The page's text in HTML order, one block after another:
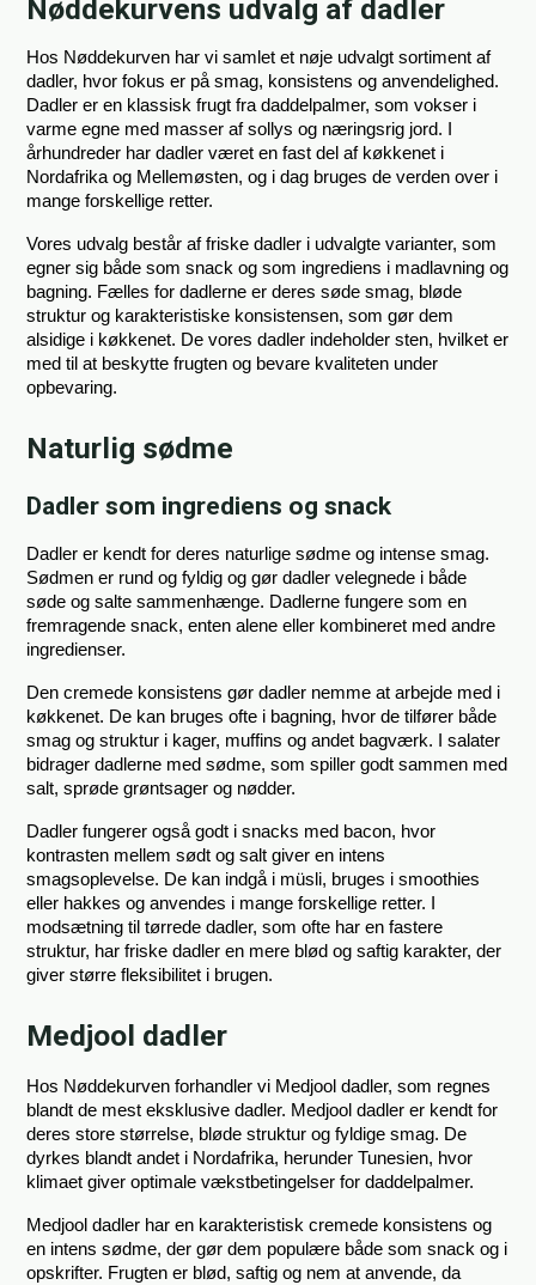
Nøddekurvens udvalg af dadler
Hos Nøddekurven har vi samlet et nøje udvalgt sortiment af
dadler, hvor fokus er på smag, konsistens og anvendelighed.
Dadler er en klassisk frugt fra daddelpalmer, som vokser i
varme egne med masser af sollys og næringsrig jord. I
århundreder har dadler været en fast del af køkkenet i
Nordafrika og Mellemøsten, og i dag bruges de verden over i
mange forskellige retter.
Vores udvalg består af friske dadler i udvalgte varianter, som
egner sig både som snack og som ingrediens i madlavning og
bagning. Fælles for dadlerne er deres søde smag, bløde
struktur og karakteristiske konsistensen, som gør dem
alsidige i køkkenet. De vores dadler indeholder sten, hvilket er
med til at beskytte frugten og bevare kvaliteten under
opbevaring.
Naturlig sødme
Dadler som ingrediens og snack
Dadler er kendt for deres naturlige sødme og intense smag.
Sødmen er rund og fyldig og gør dadler velegnede i både
søde og salte sammenhænge. Dadlerne fungere som en
fremragende snack, enten alene eller kombineret med andre
ingredienser.
Den cremede konsistens gør dadler nemme at arbejde med i
køkkenet. De kan bruges ofte i bagning, hvor de tilfører både
smag og struktur i kager, muffins og andet bagværk. I salater
bidrager dadlerne med sødme, som spiller godt sammen med
salt, sprøde grøntsager og nødder.
Dadler fungerer også godt i snacks med bacon, hvor
kontrasten mellem sødt og salt giver en intens
smagsoplevelse. De kan indgå i müsli, bruges i smoothies
eller hakkes og anvendes i mange forskellige retter. I
modsætning til tørrede dadler, som ofte har en fastere
struktur, har friske dadler en mere blød og saftig karakter, der
giver større fleksibilitet i brugen.
Medjool dadler
Hos Nøddekurven forhandler vi Medjool dadler, som regnes
blandt de mest eksklusive dadler. Medjool dadler er kendt for
deres store størrelse, bløde struktur og fyldige smag. De
dyrkes blandt andet i Nordafrika, herunder Tunesien, hvor
klimaet giver optimale vækstbetingelser for daddelpalmer.
Medjool dadler har en karakteristisk cremede konsistens og
en intens sødme, der gør dem populære både som snack og i
opskrifter. Frugten er blød, saftig og nem at anvende, da